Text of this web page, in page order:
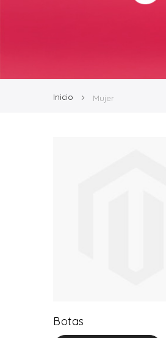
Inicio Mujer
Botas